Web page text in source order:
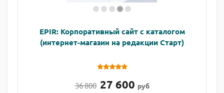
EPIR: Корпоративный сайт с каталогом
(интернет-магазин на редакции Старт)
36 800 27 600 руб